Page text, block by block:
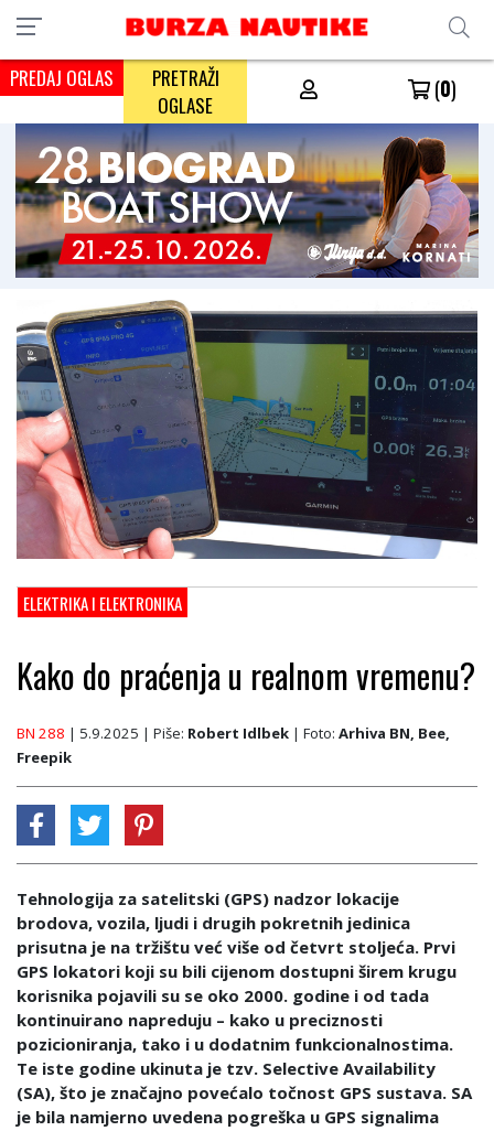
PREDAJ OGLAS
PRETRAŽI
OGLASE
(0)
ELEKTRIKA I ELEKTRONIKA
Kako do praćenja u realnom vremenu?
BN 288 | 5.9.2025 | Piše: Robert Idlbek | Foto: Arhiva BN, Bee,
Freepik
Tehnologija za satelitski (GPS) nadzor lokacije
brodova, vozila, ljudi i drugih pokretnih jedinica
prisutna je na tržištu već više od četvrt stoljeća. Prvi
GPS lokatori koji su bili cijenom dostupni širem krugu
korisnika pojavili su se oko 2000. godine i od tada
kontinuirano napreduju – kako u preciznosti
pozicioniranja, tako i u dodatnim funkcionalnostima.
Te iste godine ukinuta je tzv. Selective Availability
(SA), što je značajno povećalo točnost GPS sustava. SA
je bila namjerno uvedena pogreška u GPS signalima